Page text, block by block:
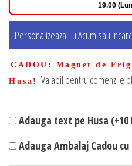
19.00
Personalizeaza Tu Acum sau
CADOU : Magnet de
Husa!
Valabil pentru comenzile
Adauga text pe Husa (+10
Adauga Ambalaj Cadou